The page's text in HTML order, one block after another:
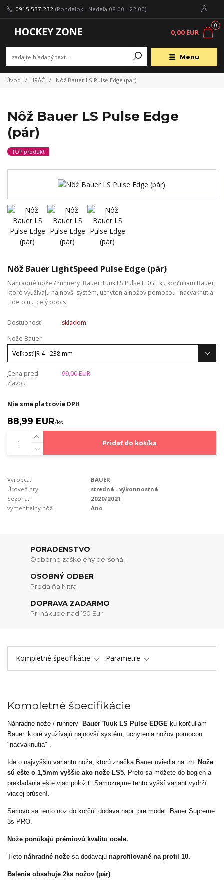
Menu
0915 537 232 (Pondelok - Nedeľa 08.00 - 22.00)
0
0,00 EUR
Úvod HRÁČ Nôž Bauer LS Pulse Edge (pár)
Nôž Bauer LS Pulse Edge
(pár)
TOP produkt
Nôž Bauer LightSpeed Pulse Edge (pár)
Náhradné nože / runnery Bauer Tuuk LS Pulse EDGE ku korčuliam Bauer,
ktoré využívajú najnovší systém, uchytenia nožov pomocou "nacvaknutia"
. Ide o n... celý popis
Dostupnosť
skladom
Nože Bauer
Cena pred
zľavou
99,00 EUR
Nie sme platcovia DPH
88,99 EUR/ks
Pridať do košíka
Výrobca:
BAUER
Úroveň hry:
stredná - výkonnostná
Sezóna:
2020/2021
vymenitelny nôž:
Ano
PORADENSTVO
Odborne zaškolený personál
OSOBNÝ ODBER
Predajňa Nitra
DOPRAVA ZADARMO
Pri nákupe nad 150 Eur
Kompletné špecifikácie Parametre
Kompletné špecifikácie
Náhradné nože / runnery Bauer Tuuk LS Pulse EDGE ku korčuliam
Bauer, ktoré využívajú najnovší systém, uchytenia nožov pomocou
"nacvaknutia" .
Ide o najvyššiu variantu noža, ktorú značka Bauer uviedla na trh.
Nože
sú ešte o 1,5mm vyššie ako nože LS5 . Preto sa môžete do bogien a
prekladania ešte viac položiť. Samozrejme tento vyšší variant vydrží
viacej brúsení.
Sériovo sa tento noz do korčúľ dodáva napr. pre model Bauer Supreme
3s PRO.
Nože ponúkajú prémiovú kvalitu ocele.
Tieto náhradné nože sa dodávajú naprofilované na profil 10.
Balenie obsahuje 2ks nožov (pár)